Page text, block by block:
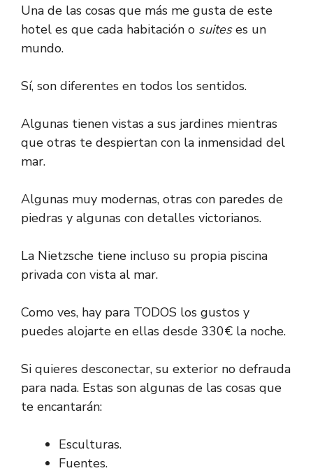
Una de las cosas que más me gusta de este
hotel es que cada habitación o suiteses un
mundo.
Sí, son diferentes en todos los sentidos.
Algunas tienen vistas a sus jardines mientras
que otras te despiertan con la inmensidad del
mar.
Algunas muy modernas, otras con paredes de
piedras y algunas con detalles victorianos.
La Nietzsche tiene incluso su propia piscina
privada con vista al mar.
Como ves, hay para TODOS los gustos y
puedes alojarte en ellas desde 330€ la noche.
Si quieres desconectar, su exterior no defrauda
para nada. Estas son algunas de las cosas que
te encantarán:
Esculturas.
Fuentes.